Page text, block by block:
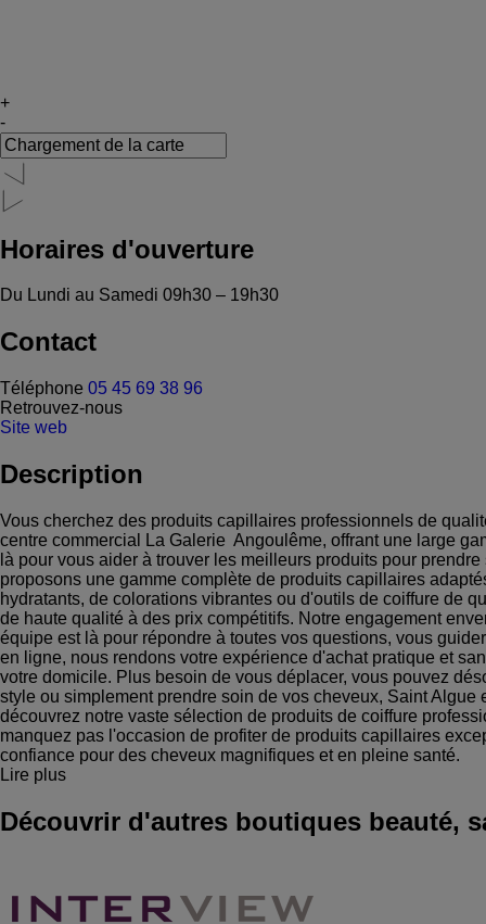
+
-
Horaires d'ouverture
Du Lundi au Samedi 09h30 – 19h30
Contact
Téléphone 05 45 69 38 96
Retrouvez-nous
Site web
Description
Vous cherchez des produits capillaires professionnels de
centre commercial La Galerie Angoulême, offrant une large
là pour vous aider à trouver les meilleurs produits pour
proposons une gamme complète de produits capillaires
hydratants, de colorations vibrantes ou d'outils de coiffure de
de haute qualité à des prix compétitifs. Notre engagement
équipe est là pour répondre à toutes vos questions, vous
en ligne, nous rendons votre expérience d'achat pratique et
votre domicile. Plus besoin de vous déplacer, vous pouvez
style ou simplement prendre soin de vos cheveux, Saint
découvrez notre vaste sélection de produits de coiffure
manquez pas l'occasion de profiter de produits capillaires
confiance pour des cheveux magnifiques et en pleine santé.
Lire plus
Découvrir d'autres boutiques beauté,